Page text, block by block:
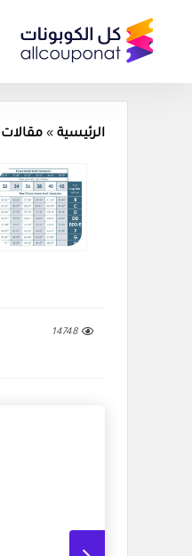
الرئيسية » مقالات
14748